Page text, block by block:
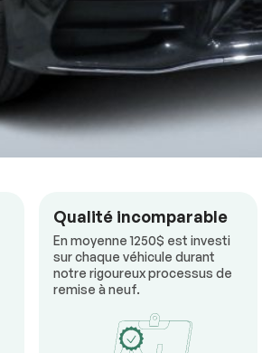
Qualité incomparable
En moyenne 1250$ est investi
sur chaque véhicule durant
notre rigoureux processus de
remise à neuf.
RÉSERVER